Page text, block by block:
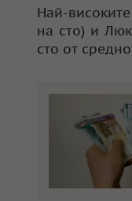
Най-
на сто) и
сто от